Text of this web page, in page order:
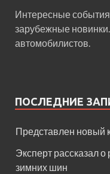
Интересные события
зарубежные
автомобилистов.
ПОСЛЕДНИЕ
Представлен новый
Эксперт рассказал о
зимних шин